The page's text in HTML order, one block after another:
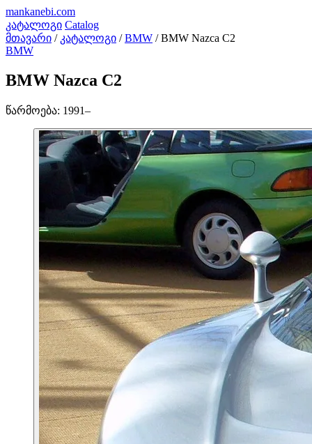
mankanebi.com
კატალოგი Catalog
მთავარი / კატალოგი / BMW / BMW Nazca C2
BMW
BMW Nazca C2
წარმოება: 1991–